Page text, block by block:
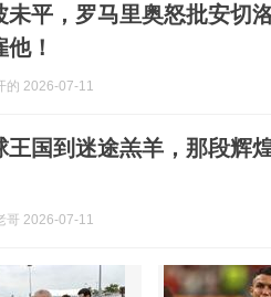
未平，罗马里奥怒批安切
！
的 2026-07-11
王国到迷途羔羊，那段辉
哥 2026-07-11